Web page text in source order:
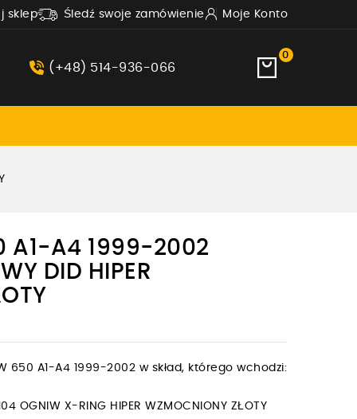
sklep Śledź swoje zamówienie Moje Konto
(+48) 514-936-066
0
A1-A4 1999-2002
DID HIPER
650 A1-A4 1999-2002 w skład, którego wchodzi:
OGNIW X-RING HIPER WZMOCNIONY ZŁOTY